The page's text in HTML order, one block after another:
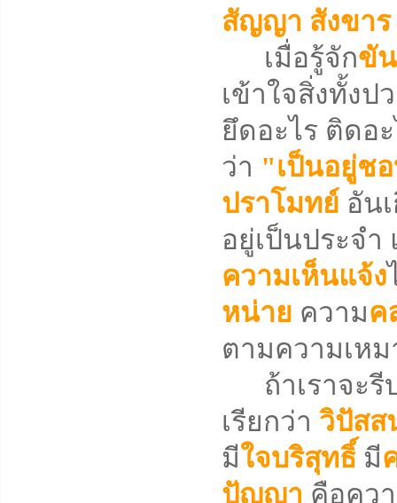
สัญญา สังขาร
เมื่อรู้จักขั
เข้าใจสิ่งทั้งป
ยึดอะไร ติดอ
ว่า "เป็นอยู่ช
ปราโมทย์ อัน
อยู่เป็นประจำ
ความเห็นแจ้ง
หน่าย ความค
ตามความเห
ถ้าเราจะรี
เรียกว่า วิปัสส
มีใจบริสุทธิ์ มี
ปัญญา คือคว